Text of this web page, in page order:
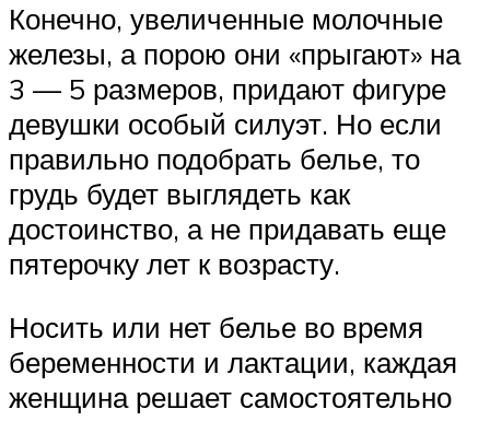
Конечно, увеличенные молочные
железы, а порою они «прыгают» на
3 — 5 размеров, придают фигуре
девушки особый силуэт. Но если
правильно подобрать белье, то
грудь будет выглядеть как
достоинство, а не придавать еще
пятерочку лет к возрасту.
Носить или нет белье во время
беременности и лактации, каждая
женщина решает самостоятельно